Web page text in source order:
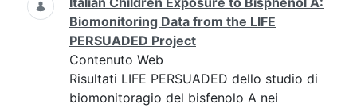
Biomonitoring Data from the LIFE
PERSUADED Project
Contenuto Web
Risultati LIFE PERSUADED dello studio di
biomonitoragio del bisfenolo A nei